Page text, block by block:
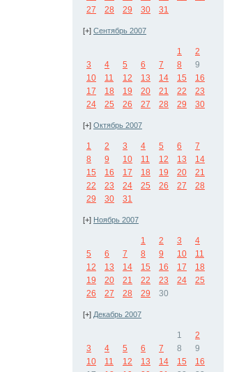
27
28 29 30 31
[+] Сентябрь 2007
1
2
3
4 5 6 7 8
9
10
11 12 13 14 15
16
17
18 19 20 21 22
23
24
25 26 27 28 29 30
[+] Октябрь 2007
1 2 3 4 5 6
7
8
9 10 11 12 13
14
15
16 17 18 19 20
21
22
23 24 25 26 27
28
29
30 31
[+] Ноябрь 2007
1 2 3
4
5
6 7 8 9 10
11
12
13 14 15 16 17
18
19
20 21 22 23 24
25
26
27 28 29 30
[+] Декабрь 2007
1
2
3
4 5 6 7 8
9
10
11 12 13 14 15
16